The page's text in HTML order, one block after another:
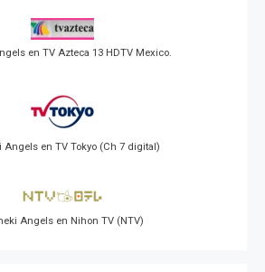
en TV Azteca 13 HDTV Mexico.
Angels en TV Tokyo (Ch 7 digital)
Angels en Nihon TV (NTV)